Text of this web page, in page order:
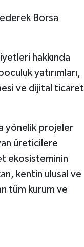
Borsa
hakkında
yatırımları,
ve dijital ticaret
yönelik projeler
üreticilere
ekosisteminin
kentin ulusal ve
tüm kurum ve